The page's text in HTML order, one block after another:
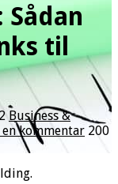
til
Business &
kommentar 200